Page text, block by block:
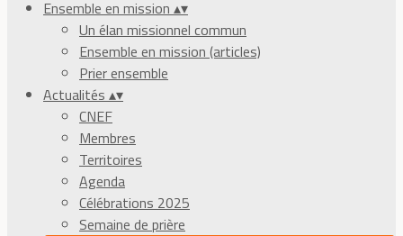
Ensemble en mission ▴▾
Un élan missionnel commun
Ensemble en mission (articles)
Prier ensemble
Actualités ▴▾
CNEF
Membres
Territoires
Agenda
Célébrations 2025
Semaine de prière